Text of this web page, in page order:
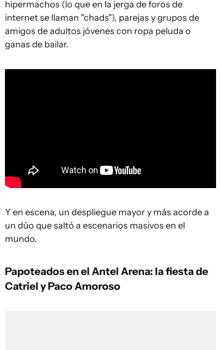
hipermachos (lo que en la jerga de foros de
internet se llaman "chads"), parejas y grupos de
amigos de adultos jóvenes con ropa peluda o
ganas de bailar.
Y en escena, un despliegue mayor y más acorde a
un dúo que saltó a escenarios masivos en el
mundo.
Papoteados en el Antel Arena: la fiesta de
Catriel y Paco Amoroso